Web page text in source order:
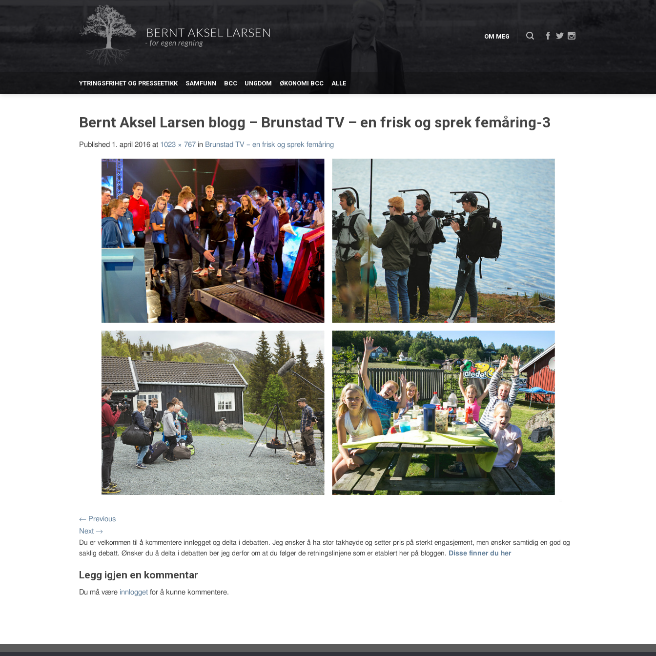
OM MEG
YTRINGSFRIHET OG PRESSEETIKK SAMFUNN BCC UNGDOM ØKONOMI BCC ALLE
Bernt Aksel Larsen blogg – Brunstad TV – en frisk og sprek femåring-3
Published 1. april 2016 at 1023 × 767 in Brunstad TV – en frisk og sprek femåring
← Previous
Next →
Du er velkommen til å kommentere innlegget og delta i debatten. Jeg ønsker å ha stor takhøyde og setter pris på sterkt engasjement, men ønsker samtidig en god og
saklig debatt. Ønsker du å delta i debatten ber jeg derfor om at du følger de retningslinjene som er etablert her på bloggen. Disse finner du her
Legg igjen en kommentar
Du må være innlogget for å kunne kommentere.